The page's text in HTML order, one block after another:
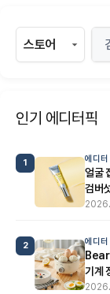
인기 에디터픽
1 에디터
얼굴
검버
2 에디터
Bear
기계